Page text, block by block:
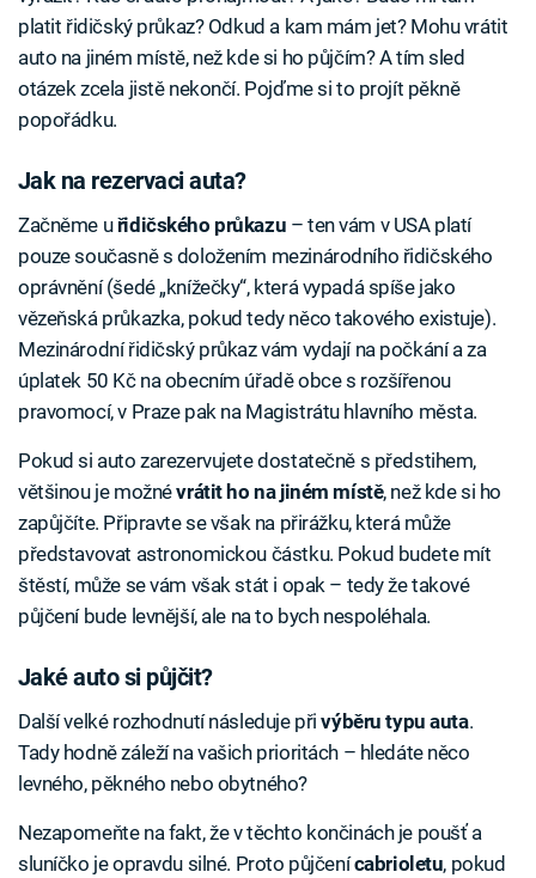
platit řidičský průkaz? Odkud a kam mám jet? Mohu vrátit
auto na jiném místě, než kde si ho půjčím? A tím sled
otázek zcela jistě nekončí. Pojďme si to projít pěkně
popořádku.
Jak na rezervaci auta?
Začněme uřidičského průkazu – ten vám v USA platí
pouze současně s doložením mezinárodního řidičského
oprávnění (šedé „knížečky“, která vypadá spíše jako
vězeňská průkazka, pokud tedy něco takového existuje).
Mezinárodní řidičský průkaz vám vydají na počkání a za
úplatek 50 Kč na obecním úřadě obce s rozšířenou
pravomocí, v Praze pak na Magistrátu hlavního města.
Pokud si auto zarezervujete dostatečně s předstihem,
většinou je možnévrátit ho na jiném místě, než kde si ho
zapůjčíte. Připravte se však na přirážku, která může
představovat astronomickou částku. Pokud budete mít
štěstí, může se vám však stát i opak – tedy že takové
půjčení bude levnější, ale na to bych nespoléhala.
Jaké auto si půjčit?
Další velké rozhodnutí následuje přivýběru typu auta.
Tady hodně záleží na vašich prioritách – hledáte něco
levného, pěkného nebo obytného?
Nezapomeňte na fakt, že v těchto končinách je poušť a
sluníčko je opravdu silné. Proto půjčenícabrioletu, pokud